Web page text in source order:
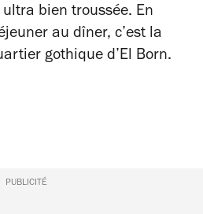
bien troussée. En
au dîner, c’est la
gothique d’El Born.
PUBLICITÉ